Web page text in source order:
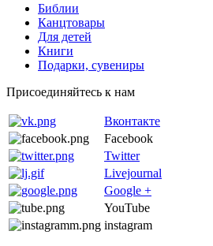
Библии
Канцтовары
Для детей
Книги
Подарки, сувениры
Присоединяйтесь к нам
Вконтакте
Facebook
Twitter
Livejournal
Google +
YouTube
instagram